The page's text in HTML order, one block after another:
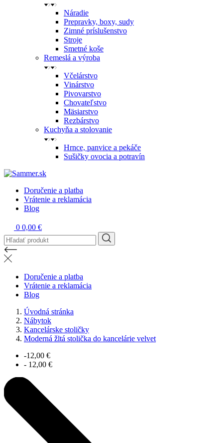
Náradie
Prepravky, boxy, sudy
Zimné príslušenstvo
Stroje
Smetné koše
Remeslá a výroba
Včelárstvo
Vinárstvo
Pivovarstvo
Chovateľstvo
Mäsiarstvo
Rezbárstvo
Kuchyňa a stolovanie
Hrnce, panvice a pekáče
Sušičky ovocia a potravín
Doručenie a platba
Vrátenie a reklamácia
Blog
0 0,00 €
Doručenie a platba
Vrátenie a reklamácia
Blog
Úvodná stránka
Nábytok
Kancelárske stoličky
Moderná žltá stolička do kancelárie velvet
-12,00 €
- 12,00 €